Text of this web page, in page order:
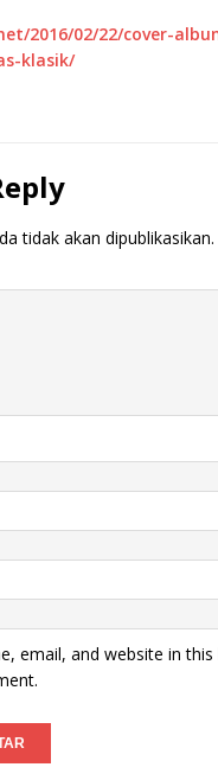
2016/02/22/cover-
klasik/
tidak akan dipublikasikan.
email, and website in